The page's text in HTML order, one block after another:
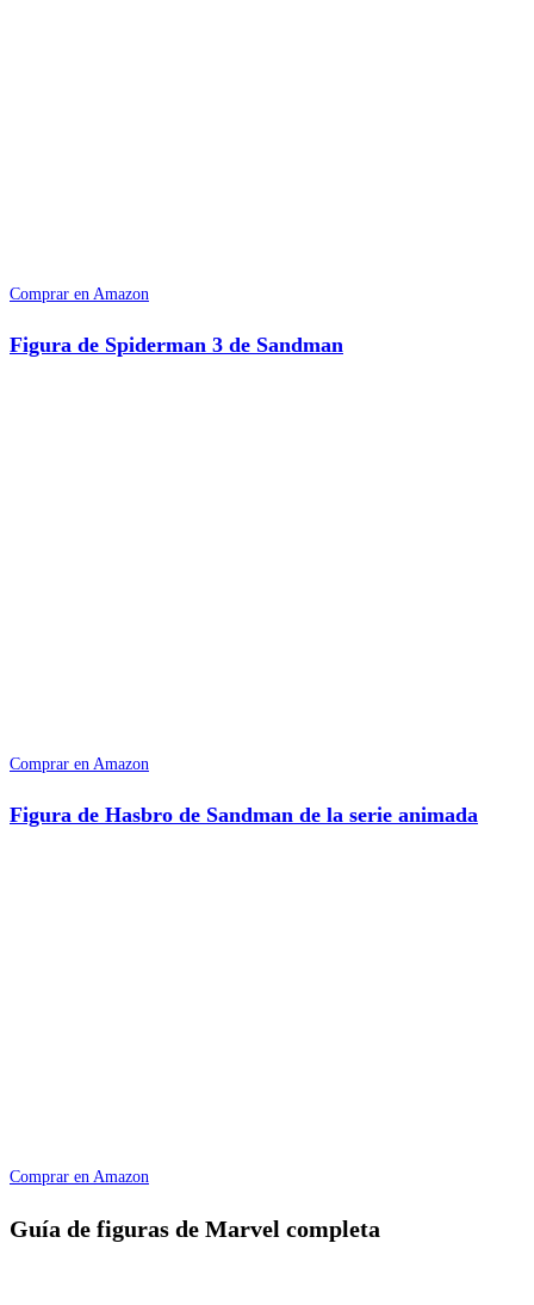
Comprar en Amazon
Figura de Spiderman 3 de Sandman
Comprar en Amazon
Figura de Hasbro de Sandman de la serie animada
Comprar en Amazon
Guía de figuras de Marvel completa